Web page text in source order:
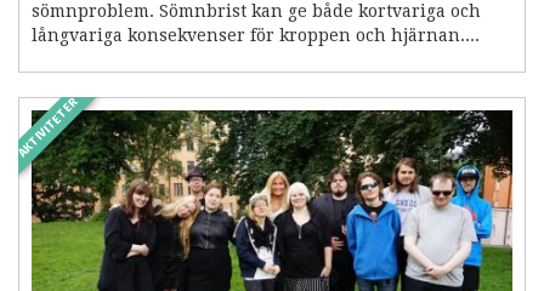
sömnproblem. Sömnbrist kan ge både kortvariga och
långvariga konsekvenser för kroppen och hjärnan....
AKTIVITETER